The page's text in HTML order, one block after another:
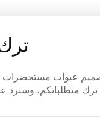
عبوات
متطلباتكم، وسنرد